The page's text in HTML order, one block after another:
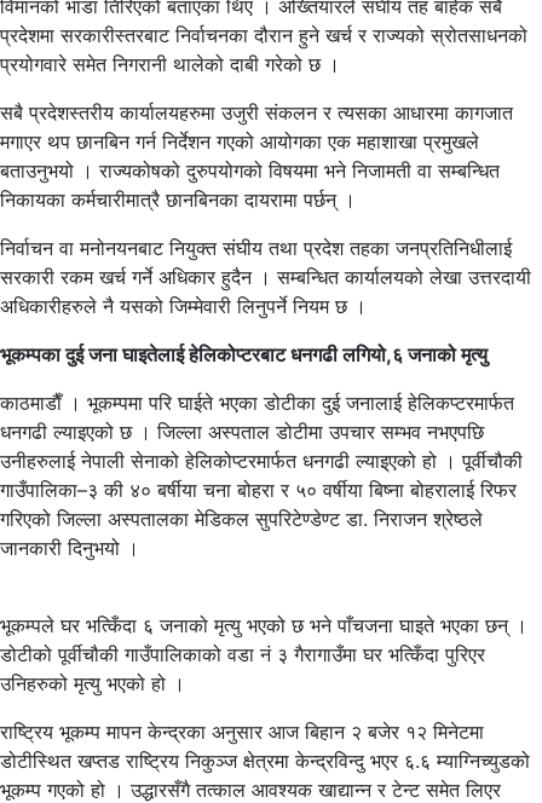
विमानको भाडा तिरिएको बताएका थिए । अख्तियारले संघीय तह बाहेक सबै
प्रदेशमा सरकारीस्तरबाट निर्वाचनका दौरान हुने खर्च र राज्यको स्रोतसाधनको
प्रयोगवारे समेत निगरानी थालेको दाबी गरेको छ ।
सबै प्रदेशस्तरीय कार्यालयहरुमा उजुरी संकलन र त्यसका आधारमा कागजात
मगाएर थप छानबिन गर्न निर्देशन गएको आयोगका एक महाशाखा प्रमुखले
बताउनुभयो । राज्यकोषको दुरुपयोगको विषयमा भने निजामती वा सम्बन्धित
निकायका कर्मचारीमात्रै छानबिनका दायरामा पर्छन् ।
निर्वाचन वा मनोनयनबाट नियुक्त संघीय तथा प्रदेश तहका जनप्रतिनिधीलाई
सरकारी रकम खर्च गर्ने अधिकार हुदैन । सम्बन्धित कार्यालयको लेखा उत्तरदायी
अधिकारीहरुले नै यसको जिम्मेवारी लिनुपर्ने नियम छ ।
भूकम्पका दुई जना घाइतेलाई हेलिकोप्टरबाट धनगढी लगियो,६ जनाको मृत्यु
काठमाडाैँ । भूकम्पमा परि घाईते भएका डोटीका दुई जनालाई हेलिकप्टरमार्फत
धनगढी ल्याइएको छ । जिल्ला अस्पताल डोटीमा उपचार सम्भव नभएपछि
उनीहरुलाई नेपाली सेनाको हेलिकोप्टरमार्फत धनगढी ल्याइ्एको हो । पूर्वीचौकी
गाउँपालिका–३ की ४० बर्षीया चना बोहरा र ५० वर्षीया बिष्ना बोहरालाई रिफर
गरिएको जिल्ला अस्पतालका मेडिकल सुपरिटेण्डेण्ट डा. निराजन श्रेष्ठले
जानकारी दिनुभयो ।
भूकम्पले घर भत्किँदा ६ जनाको मृत्यु भएको छ भने पाँचजना घाइते भएका छन् ।
डोटीको पूर्वीचौकी गाउँपालिकाको वडा नं ३ गैरागाउँमा घर भत्किँदा पुरिएर
उनिहरुको मृत्यु भएको हो ।
राष्ट्रिय भूकम्प मापन केन्द्रका अनुसार आज बिहान २ बजेर १२ मिनेटमा
डोटीस्थित खप्तड राष्ट्रिय निकुञ्ज क्षेत्रमा केन्द्रविन्दु भएर ६.६ म्याग्निच्युडको
भूकम्प गएको हो । उद्धारसँगै तत्काल आवश्यक खाद्यान्न र टेन्ट समेत लिएर